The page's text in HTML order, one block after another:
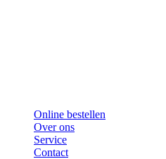
Online bestellen
Over ons
Service
Contact